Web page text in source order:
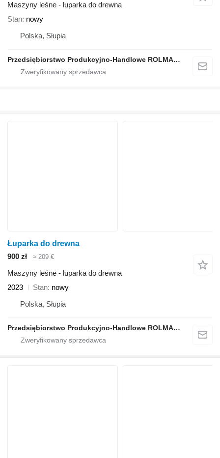
Maszyny leśne - łuparka do drewna
Stan nowy
Polska, Słupia
Przedsiębiorstwo Produkcyjno-Handlowe ROLMAPOL Marcin Dziekan
Łuparka do drewna
900 zł
≈ 209 €
Maszyny leśne - łuparka do drewna
2023
Stan nowy
Polska, Słupia
Przedsiębiorstwo Produkcyjno-Handlowe ROLMAPOL Marcin Dziekan